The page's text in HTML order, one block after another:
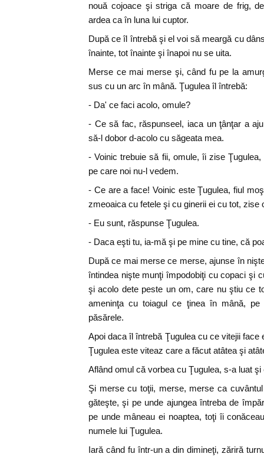
nouă cojoace şi striga că moare de frig,
ardea ca în luna lui cuptor.
După ce îl întrebă şi el voi să meargă cu
înainte, tot înainte şi înapoi nu se uita.
Merse ce mai merse şi, când fu pe la
sus cu un arc în mână. Ţugulea îl întrebă:
- Da' ce faci acolo, omule?
- Ce să fac, răspunseel, iaca un ţânţar a
să-l dobor d-acolo cu săgeata mea.
- Voinic trebuie să fii, omule, îi zise
pe care noi nu-l vedem.
- Ce are a face! Voinic este Ţugulea, fiul
zmeoaica cu fetele şi cu ginerii ei cu tot, zise
- Eu sunt, răspunse Ţugulea.
- Daca eşti tu, ia-mă şi pe mine cu tine, că
După ce mai merse ce merse, ajunse în
întindea nişte munţi împodobiţi cu copaci şi
şi acolo dete peste un om, care nu ştiu ce
ameninţa cu toiagul ce ţinea în mână,
păsărele.
Apoi daca îl întrebă Ţugulea cu ce vitejii face
Ţugulea este viteaz care a făcut atâtea şi
Aflând omul că vorbea cu Ţugulea, s-a luat
Şi merse cu toţii, merse, merse ca
găteşte, şi pe unde ajungea întreba de
pe unde mâneau ei noaptea, toţi îi
numele lui Ţugulea.
Iară când fu într-un a din dimineţi, zăriră